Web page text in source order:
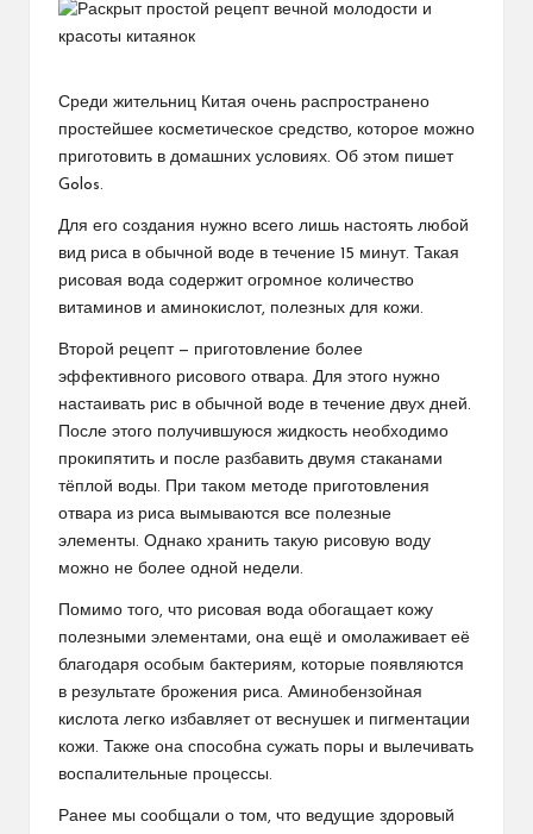
Среди жительниц Китая очень распространено
простейшее косметическое средство, которое можно
приготовить в домашних условиях. Об этом пишет
Golos.
Для его создания нужно всего лишь настоять любой
вид риса в обычной воде в течение 15 минут. Такая
рисовая вода содержит огромное количество
витаминов и аминокислот, полезных для кожи.
Второй рецепт — приготовление более
эффективного рисового отвара. Для этого нужно
настаивать рис в обычной воде в течение двух дней.
После этого получившуюся жидкость необходимо
прокипятить и после разбавить двумя стаканами
тёплой воды. При таком методе приготовления
отвара из риса вымываются все полезные
элементы. Однако хранить такую рисовую воду
можно не более одной недели.
Помимо того, что рисовая вода обогащает кожу
полезными элементами, она ещё и омолаживает её
благодаря особым бактериям, которые появляются
в результате брожения риса. Аминобензойная
кислота легко избавляет от веснушек и пигментации
кожи. Также она способна сужать поры и вылечивать
воспалительные процессы.
Ранее мы сообщали о том, что ведущие здоровый